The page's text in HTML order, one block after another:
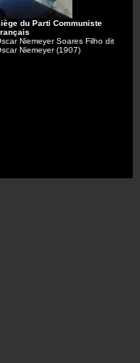
du Parti Communiste
Niemeyer Soares Filho dit
Niemeyer (1907)